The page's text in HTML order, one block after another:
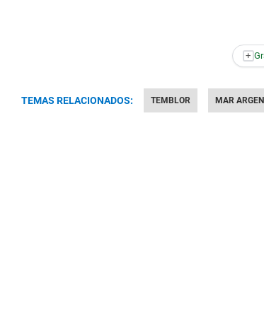
+
TEMAS RELACIONADOS: TEMBLOR MAR